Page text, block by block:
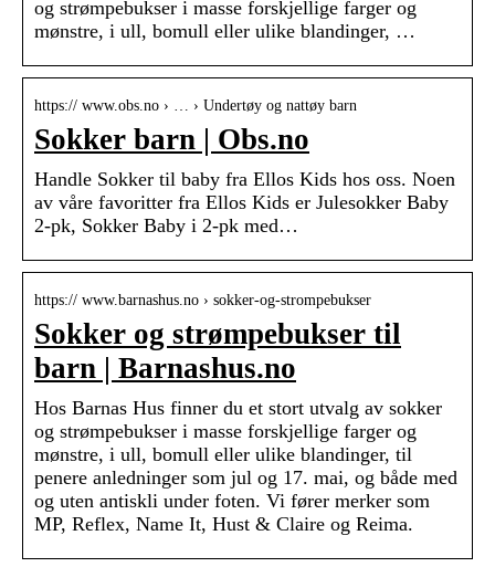
og strømpebukser i masse forskjellige farger og
mønstre, i ull, bomull eller ulike blandinger, …
https:// www.obs.no › … › Undertøy og nattøy barn
Sokker barn | Obs.no
Handle Sokker til baby fra Ellos Kids hos oss. Noen
av våre favoritter fra Ellos Kids er Julesokker Baby
2-pk, Sokker Baby i 2-pk med…
https:// www.barnashus.no › sokker-og-strompebukser
Sokker og strømpebukser til
barn | Barnashus.no
Hos Barnas Hus finner du et stort utvalg av sokker
og strømpebukser i masse forskjellige farger og
mønstre, i ull, bomull eller ulike blandinger, til
penere anledninger som jul og 17. mai, og både med
og uten antiskli under foten. Vi fører merker som
MP, Reflex, Name It, Hust & Claire og Reima.